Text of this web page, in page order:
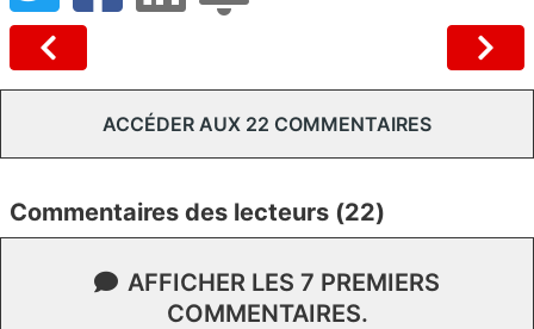
ACCÉDER AUX 22 COMMENTAIRES
Commentaires des lecteurs (22)
AFFICHER LES 7 PREMIERS
COMMENTAIRES.